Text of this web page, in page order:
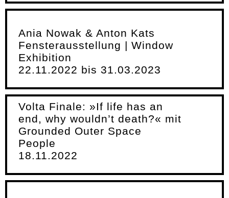
Ania Nowak & Anton Kats
Fensterausstellung | Window
Exhibition
22.11.2022 bis 31.03.2023
Volta Finale: »If life has an
end, why wouldn’t death?« mit
Grounded Outer Space
People
18.11.2022